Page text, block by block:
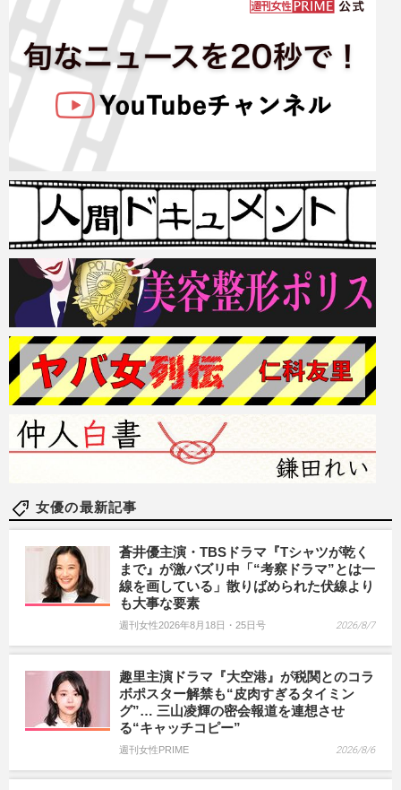
女優の最新記事
蒼井優主演・TBSドラマ『Tシャツが乾く
まで』が激バズリ中「“考察ドラマ”とは一
線を画している」散りばめられた伏線より
も大事な要素
週刊女性2026年8月18日・25日号 2026/8/7
趣里主演ドラマ『大空港』が税関とのコラ
ボポスター解禁も“皮肉すぎるタイミン
グ”… 三山凌輝の密会報道を連想させ
る“キャッチコピー”
週刊女性PRIME 2026/8/6